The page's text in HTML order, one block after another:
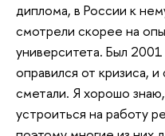
диплома, в России к
смотрели скорее на
университета. Был
оправился от кризиса,
сметали. Я хорошо
устроиться на работу